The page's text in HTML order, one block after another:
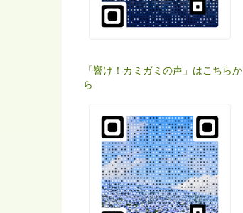
「響け！カミガミの声」はこちらか
ら